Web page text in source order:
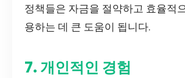
정책들은 자금을 절약하고 효율적
용하는 데 큰 도움이 됩니다.
7. 개인적인 경험